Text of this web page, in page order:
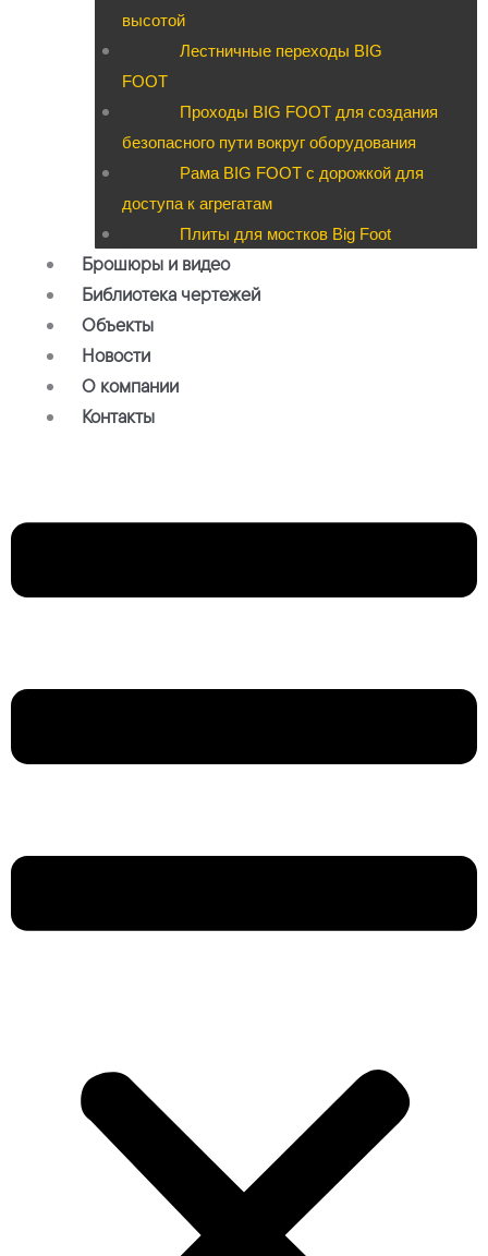
высотой
Лестничные переходы BIG
FOOT
Проходы BIG FOOT для создания
безопасного пути вокруг оборудования
Рама BIG FOOT с дорожкой для
доступа к агрегатам
Плиты для мостков Big Foot
Брошюры и видео
Библиотека чертежей
Объекты
Новости
О компании
Контакты